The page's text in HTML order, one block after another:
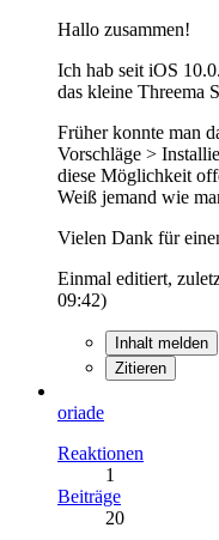
Hallo zusammen!
Ich hab seit iOS
das kleine Threema
Früher konnte man
Vorschläge >
diese Möglichkeit
Weiß jemand wie
Vielen Dank für
Einmal editiert,
09:42)
Inhalt melden
Zitieren
oriade
Reaktionen
1
Beiträge
20